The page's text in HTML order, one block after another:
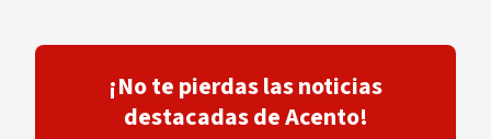
¡No te pierdas las noticias
destacadas de Acento!